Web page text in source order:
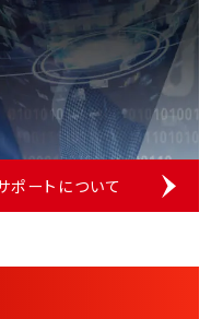
ポートについて